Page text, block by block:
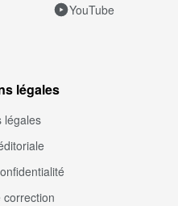
YouTube
légales
légales
correction